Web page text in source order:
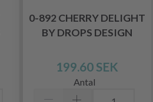
0-892 CHERRY DELIGHT
BY DROPS DESIGN
199.60 SEK
Antal